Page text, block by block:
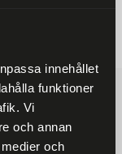
innehållet
funktioner
Vi
och annan
och